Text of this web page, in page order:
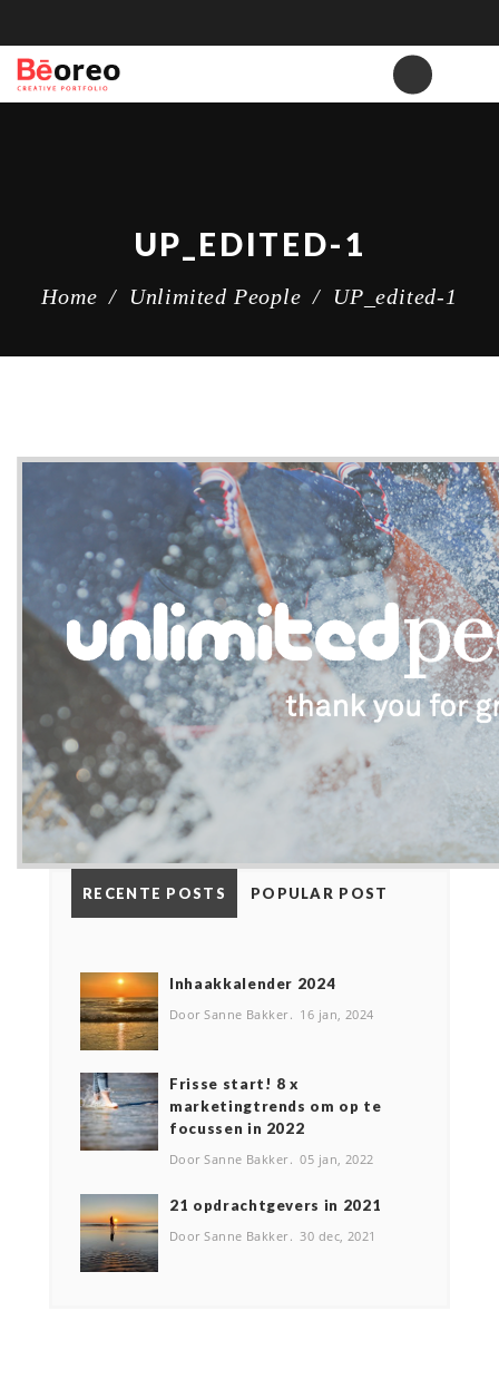
UP_EDITED-1
Home / Unlimited People / UP_edited-1
RECENTE POSTS POPULAR POST
Inhaakkalender 2024
Door Sanne Bakker 16 jan, 2024
Frisse start! 8 x
marketingtrends om op te
focussen in 2022
Door Sanne Bakker 05 jan, 2022
2️1 opdrachtgevers in 2021
Door Sanne Bakker 30 dec, 2021